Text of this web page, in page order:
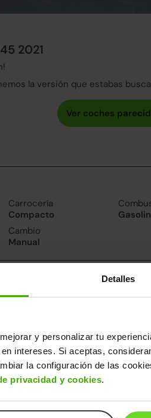
Detalles
y personalizar tu
intereses. Si aceptas,
la configuración de las
privacidad y cookies.
2021
la versión que estabas
Carrocería
Compacto
Cambio
Manual
y emisiones
De 0 a 100 km/h
Alto
1,49m
Peso